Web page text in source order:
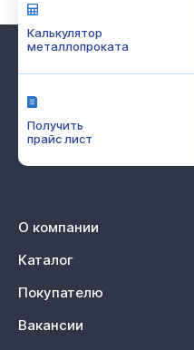
Калькулятор
металлопроката
Получить
прайс лист
О компании
Каталог
Покупателю
Вакансии